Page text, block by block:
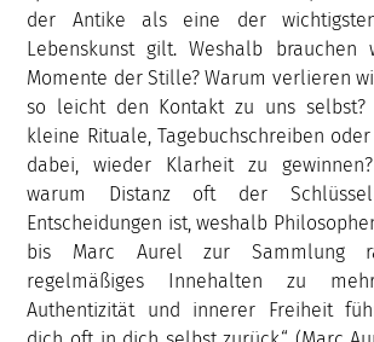
der Antike als eine der
Lebenskunst gilt. Weshalb brauchen
Momente der Stille? Warum verlieren
so leicht den Kontakt zu uns
kleine Rituale, Tagebuchschreiben
dabei, wieder Klarheit zu
warum Distanz oft der
Entscheidungen ist, weshalb
bis Marc Aurel zur Sammlung
regelmäßiges Innehalten zu
Authentizität und innerer Freiheit